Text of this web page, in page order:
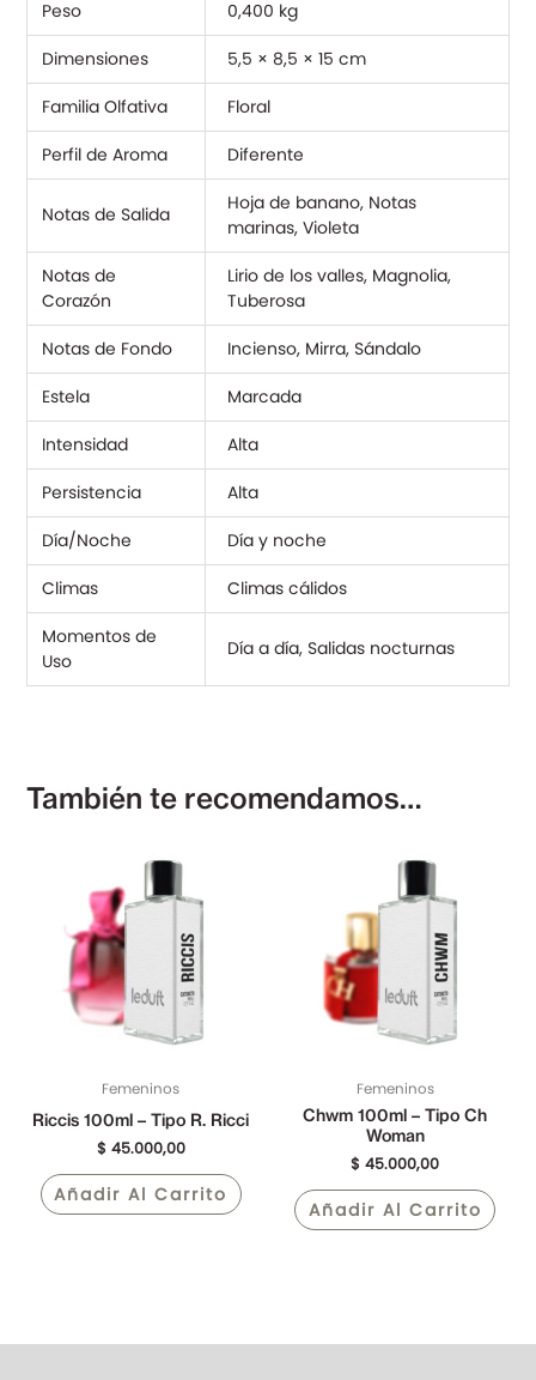
Peso
0,400 kg
Dimensiones
5,5 × 8,5 × 15 cm
Familia Olfativa
Floral
Perfil de Aroma
Diferente
Notas de Salida
Hoja de banano, Notas
marinas, Violeta
Notas de
Corazón
Lirio de los valles, Magnolia,
Tuberosa
Notas de Fondo
Incienso, Mirra, Sándalo
Estela
Marcada
Intensidad
Alta
Persistencia
Alta
Día/Noche
Día y noche
Climas
Climas cálidos
Momentos de
Uso
Día a día, Salidas nocturnas
También te recomendamos…
Femeninos
Riccis 100ml – Tipo R. Ricci
$ 45.000,00
Añadir Al Carrito
Femeninos
Chwm 100ml – Tipo Ch
Woman
$ 45.000,00
Añadir Al Carrito